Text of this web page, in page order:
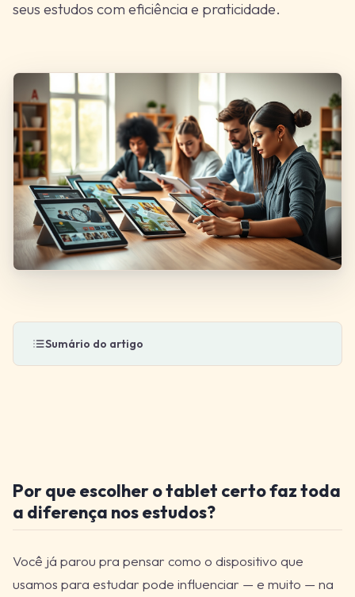
seus estudos com eficiência e praticidade.
Sumário do artigo
Por que escolher o tablet certo faz toda
a diferença nos estudos?
Você já parou pra pensar como o dispositivo que
usamos para estudar pode influenciar — e muito — na